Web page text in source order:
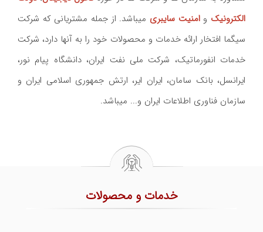
الکترونیک وامنیت سایبری میباشد. از جمله مشتریانی که شرکت
سیگما افتخار ارائه خدمات و محصولات خود را به آنها دارد، شرکت
خدمات انفورماتيک، شرکت ملی نفت ايران، دانشگاه پیام نور،
ایرانسل، بانک سامان، ایران ایر، ارتش جمهوری اسلامی ایران و
سازمان فناوری اطلاعات ايران و... میباشد.
خدمات و محصولات